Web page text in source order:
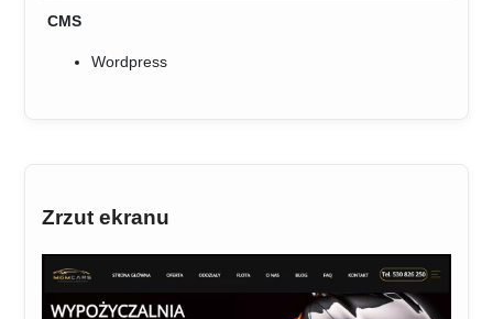
CMS
Wordpress
Zrzut ekranu